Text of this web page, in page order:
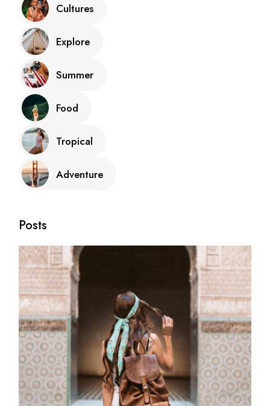
Cultures
Explore
Summer
Food
Tropical
Adventure
Posts